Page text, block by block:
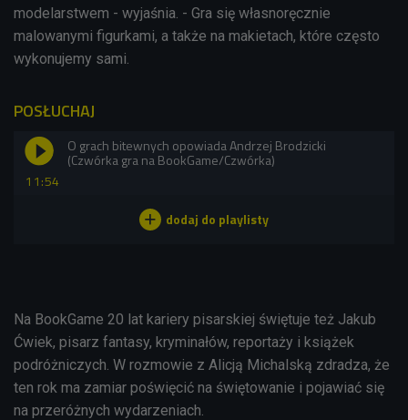
modelarstwem - wyjaśnia. - Gra się własnoręcznie
malowanymi figurkami, a także na makietach, które często
wykonujemy sami.
POSŁUCHAJ
11:54
O grach bitewnych opowiada Andrzej Brodzicki
(Czwórka gra na BookGame/Czwórka)
Na BookGame 20 lat kariery pisarskiej świętuje też Jakub
Ćwiek, pisarz fantasy, kryminałów, reportaży i książek
podróżniczych. W rozmowie z Alicją Michalską zdradza, że
ten rok ma zamiar poświęcić na świętowanie i pojawiać się
na przeróżnych wydarzeniach.